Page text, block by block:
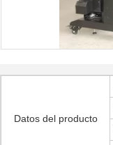
Datos del producto